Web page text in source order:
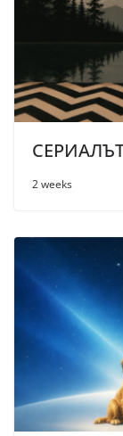
СЕРИАЛЪТ
2 weeks